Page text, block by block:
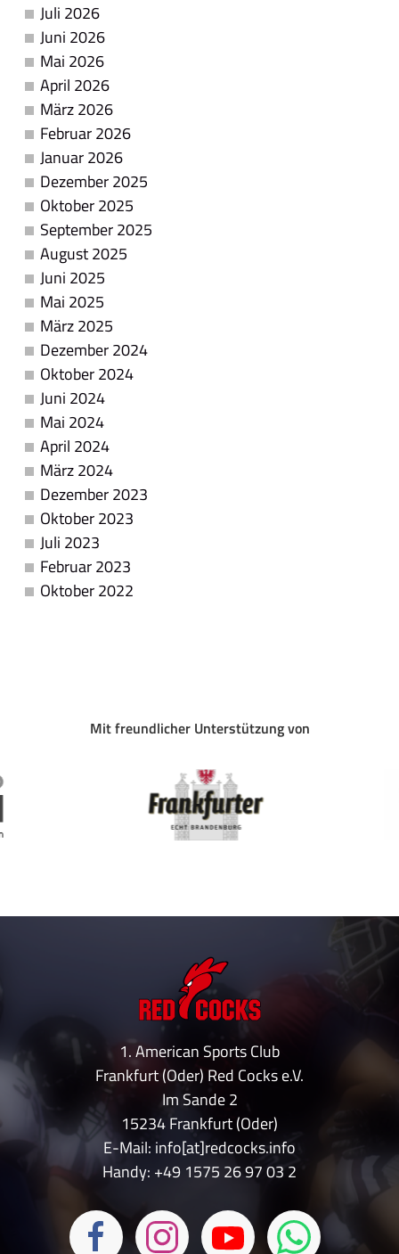
Juli 2026
Juni 2026
Mai 2026
April 2026
März 2026
Februar 2026
Januar 2026
Dezember 2025
Oktober 2025
September 2025
August 2025
Juni 2025
Mai 2025
März 2025
Dezember 2024
Oktober 2024
Juni 2024
Mai 2024
April 2024
März 2024
Dezember 2023
Oktober 2023
Juli 2023
Februar 2023
Oktober 2022
Mit freundlicher Unterstützung von
1. American Sports Club
Frankfurt (Oder) Red Cocks e.V.
Im Sande 2
15234 Frankfurt (Oder)
E-Mail: info[at]redcocks.info
Handy: +49 1575 26 97 03 2